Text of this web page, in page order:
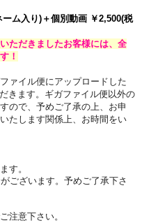
ーム入り)＋個別動画 ￥2,500(税
ただきましたお客様には、全
！
ァイル便にアップロードした
きます。ギガファイル便以外の
ので、予めご了承の上、お申
たします関係上、お時間をい
す。
ございます。予めご了承下さ
注意下さい。